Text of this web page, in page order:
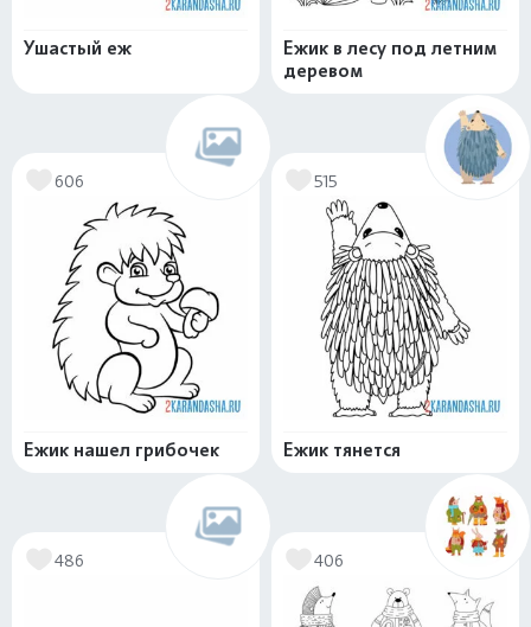
Ушастый еж
Ежик в лесу под летним
деревом
606
Ежик нашел грибочек
515
Ежик тянется
486 406